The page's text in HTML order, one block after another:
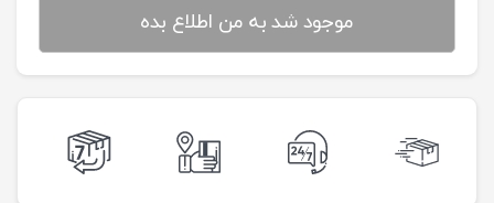
موجود شد به من اطلاع بده